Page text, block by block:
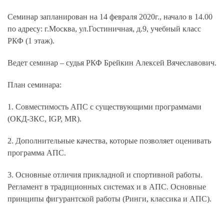
Семинар запланирован на 14 февраля 2020г., начало в 14.00
по адресу: г.Москва, ул.Гостиничная, д.9, учебный класс
РКФ (1 этаж).
Ведет семинар – судья РКФ Брейкин Алексей Вячеславович.
План семинара:
1. Совместимость АПС с существующими программами
(ОКД-ЗКС, IGP, MR).
2. Дополнительные качества, которые позволяет оценивать
программа АПС.
3. Основные отличия прикладной и спортивной работы.
Регламент в традиционных системах и в АПС. Основные
принципы фигурантской работы (Ринги, классика и АПС).